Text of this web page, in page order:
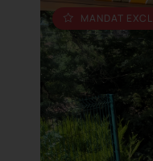
MANDAT